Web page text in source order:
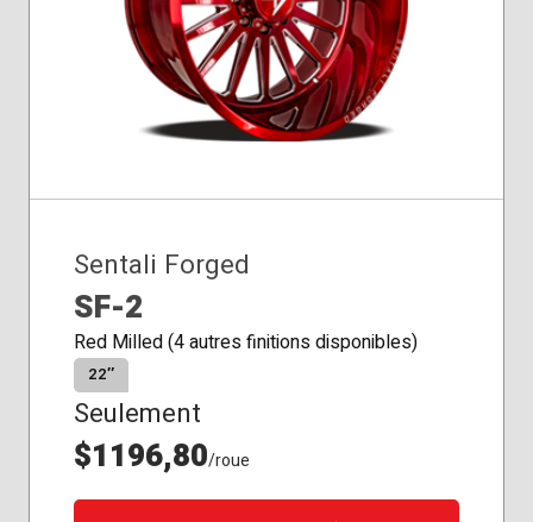
Sentali Forged
SF-2
Red Milled (4 autres finitions disponibles)
22″
Seulement
$1196,80/roue